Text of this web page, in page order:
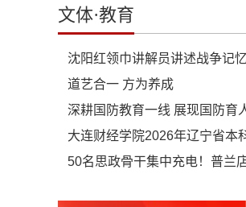
文体·教育
道艺合一 方为养成
深耕国防教育一线 展现国防育
大连财经学院2026年辽宁省本
50名思政骨干集中充电！普兰